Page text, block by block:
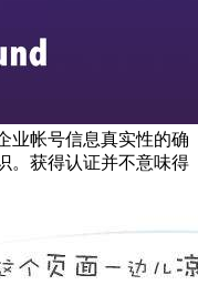
业帐号信息真实性的确
。获得认证并不意味得